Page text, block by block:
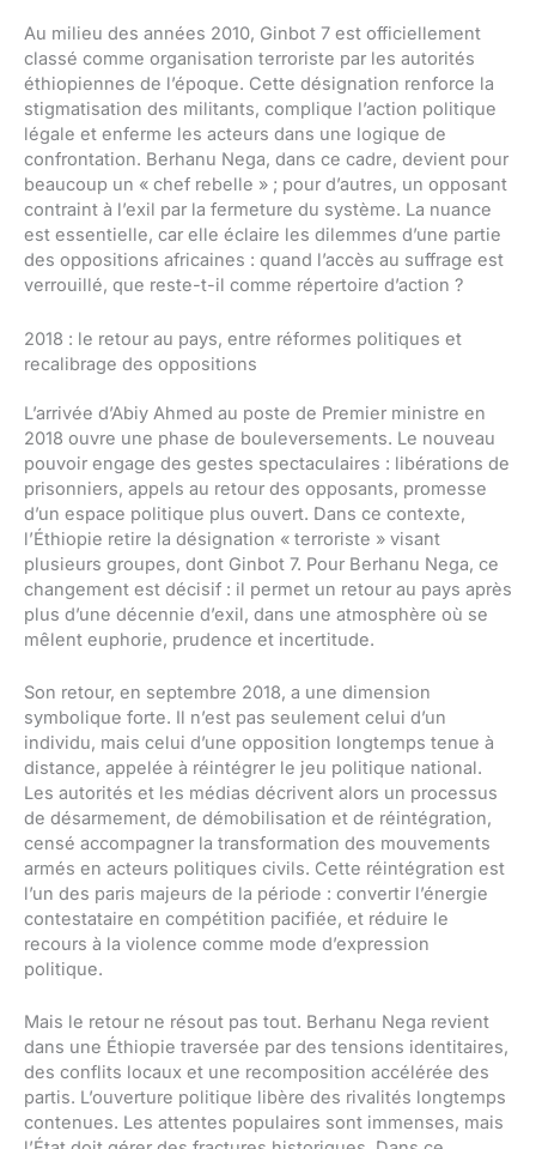
Au milieu des années 2010, Ginbot 7 est officiellement
classé comme organisation terroriste par les autorités
éthiopiennes de l’époque. Cette désignation renforce la
stigmatisation des militants, complique l’action politique
légale et enferme les acteurs dans une logique de
confrontation. Berhanu Nega, dans ce cadre, devient pour
beaucoup un « chef rebelle » ; pour d’autres, un opposant
contraint à l’exil par la fermeture du système. La nuance
est essentielle, car elle éclaire les dilemmes d’une partie
des oppositions africaines : quand l’accès au suffrage est
verrouillé, que reste-t-il comme répertoire d’action ?
2018 : le retour au pays, entre réformes politiques et
recalibrage des oppositions
L’arrivée d’Abiy Ahmed au poste de Premier ministre en
2018 ouvre une phase de bouleversements. Le nouveau
pouvoir engage des gestes spectaculaires : libérations de
prisonniers, appels au retour des opposants, promesse
d’un espace politique plus ouvert. Dans ce contexte,
l’Éthiopie retire la désignation « terroriste » visant
plusieurs groupes, dont Ginbot 7. Pour Berhanu Nega, ce
changement est décisif : il permet un retour au pays après
plus d’une décennie d’exil, dans une atmosphère où se
mêlent euphorie, prudence et incertitude.
Son retour, en septembre 2018, a une dimension
symbolique forte. Il n’est pas seulement celui d’un
individu, mais celui d’une opposition longtemps tenue à
distance, appelée à réintégrer le jeu politique national.
Les autorités et les médias décrivent alors un processus
de désarmement, de démobilisation et de réintégration,
censé accompagner la transformation des mouvements
armés en acteurs politiques civils. Cette réintégration est
l’un des paris majeurs de la période : convertir l’énergie
contestataire en compétition pacifiée, et réduire le
recours à la violence comme mode d’expression
politique.
Mais le retour ne résout pas tout. Berhanu Nega revient
dans une Éthiopie traversée par des tensions identitaires,
des conflits locaux et une recomposition accélérée des
partis. L’ouverture politique libère des rivalités longtemps
contenues. Les attentes populaires sont immenses, mais